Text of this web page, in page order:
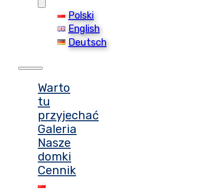
Polski
English
Deutsch
Warto
tu
przyjechać
Galeria
Nasze
domki
Cennik